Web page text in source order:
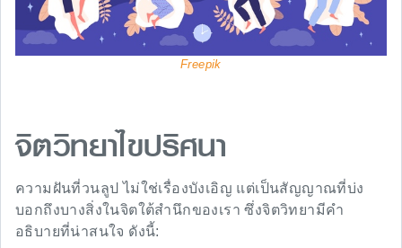
Freepik
จิตวิทยาไขปริศนา
ความฝันที่วนลูป ไม่ใช่เรื่องบังเอิญ แต่เป็นสัญญาณที่บ่ง
บอกถึงบางสิ่งในจิตใต้สำนึกของเรา ซึ่งจิตวิทยามีคำ
อธิบายที่น่าสนใจ ดังนี้: